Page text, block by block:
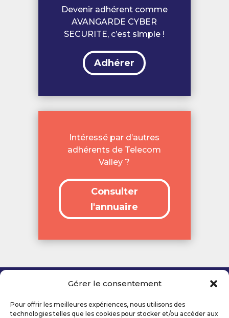
Gérer le consentement
Pour offrir les meilleures expériences, nous utilisons des
technologies telles que les cookies pour stocker et/ou accéder aux
Devenir adhérent comme
AVANGARDE CYBER
SECURITE, c’est simple !
Adhérer
Intéressé par d’autres
adhérents de Telecom
Valley ?
Consulter
l'annuaire
Mentions légales